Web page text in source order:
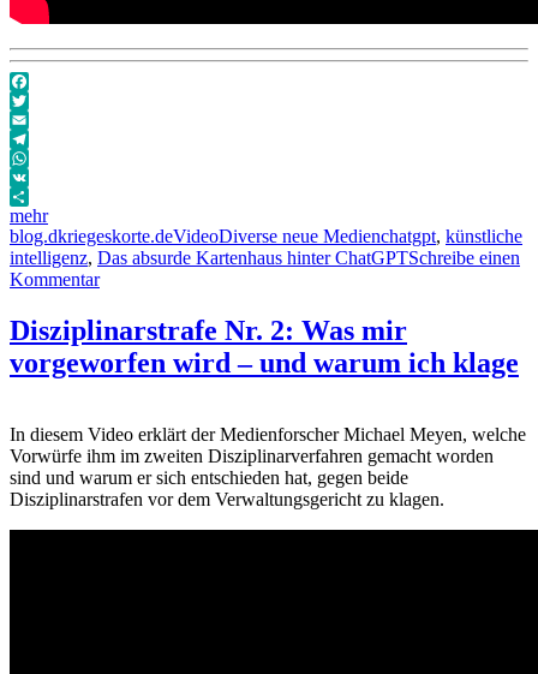
Facebook
Twitter
Email
Telegram
WhatsApp
VK
mehr
Autor
blog.dkriegeskorte.deVeröffentlicht
am
Format
VideoKategorien
Diverse neue MedienSchlagwörter
chatgpt, künstliche
intelligenz, Das absurde Kartenhaus hinter ChatGPTSchreibe einen
Kommentarzu
absurde
Kartenhaus
hinter
Disziplinarstrafe Nr. 2: Was mir
vorgeworfen wird – und warum ich klage
In diesem Video erklärt der Medienforscher Michael Meyen, welche
Vorwürfe ihm im zweiten Disziplinarverfahren gemacht worden
sind und warum er sich entschieden hat, gegen beide
Disziplinarstrafen vor dem Verwaltungsgericht zu klagen.